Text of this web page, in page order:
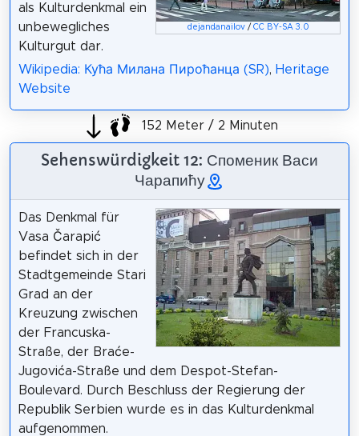
dejandanailov/ CC BY-SA 3.0
als Kulturdenkmal ein
unbewegliches
Kulturgut dar.
Wikipedia: Кућа Милана Пироћанца (SR), Heritage
Website
152 Meter / 2 Minuten
Sehenswürdigkeit 12: Споменик Васи
Чарапићу
Das Denkmal für
Vasa Čarapić
befindet sich in der
Stadtgemeinde Stari
Grad an der
Kreuzung zwischen
der Francuska-
Straße, der Braće-
Jugovića-Straße und dem Despot-Stefan-
Boulevard. Durch Beschluss der Regierung der
Republik Serbien wurde es in das Kulturdenkmal
aufgenommen.